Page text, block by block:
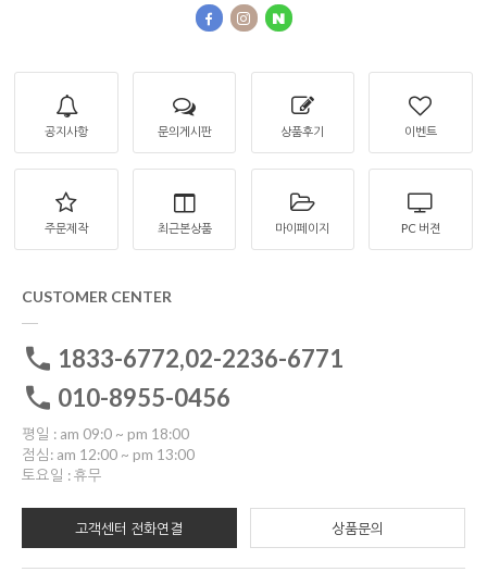
공지사항 문의게시판 상품후기 이벤트
주문제작 최근본상품 마이페이지 PC 버젼
CUSTOMER CENTER
1833-6772,02-2236-6771
010-8955-0456
평일 : am 09:0 ~ pm 18:00
점심: am 12:00 ~ pm 13:00
토요일 : 휴무
고객센터 전화연결 상품문의